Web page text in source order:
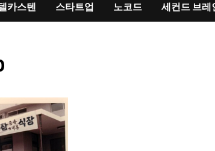
카스텐 스타트업 노코드 세컨드 브레